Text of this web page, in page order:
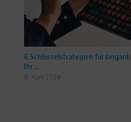
6 Schlüsselstrategien für
Ihr ...
8. April 2024